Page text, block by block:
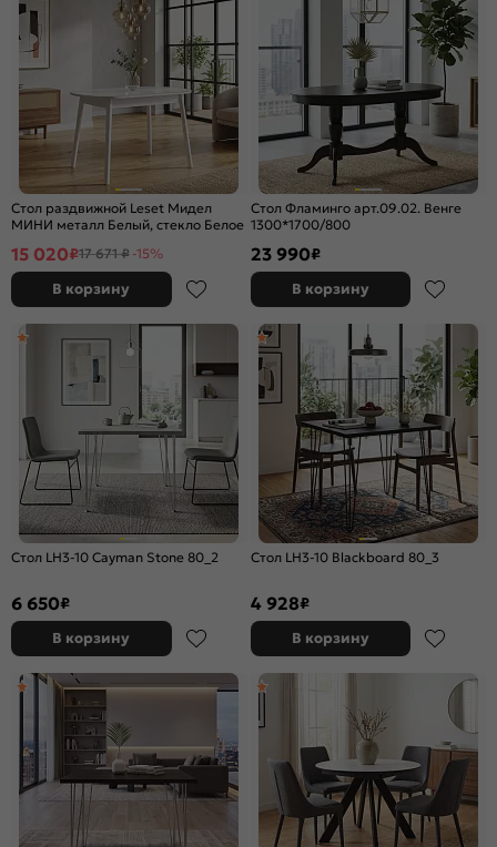
Стол раздвижной Leset Мидел
МИНИ металл Белый, стекло Белое
15 020₽17 671 ₽ -15%
В корзину
Стол Фламинго арт.09.02. Венге
1300*1700/800
23 990₽
В корзину
Стол LH3-10 Cayman Stone 80_2
6 650₽
В корзину
Стол LH3-10 Blackboard 80_3
4 928₽
В корзину